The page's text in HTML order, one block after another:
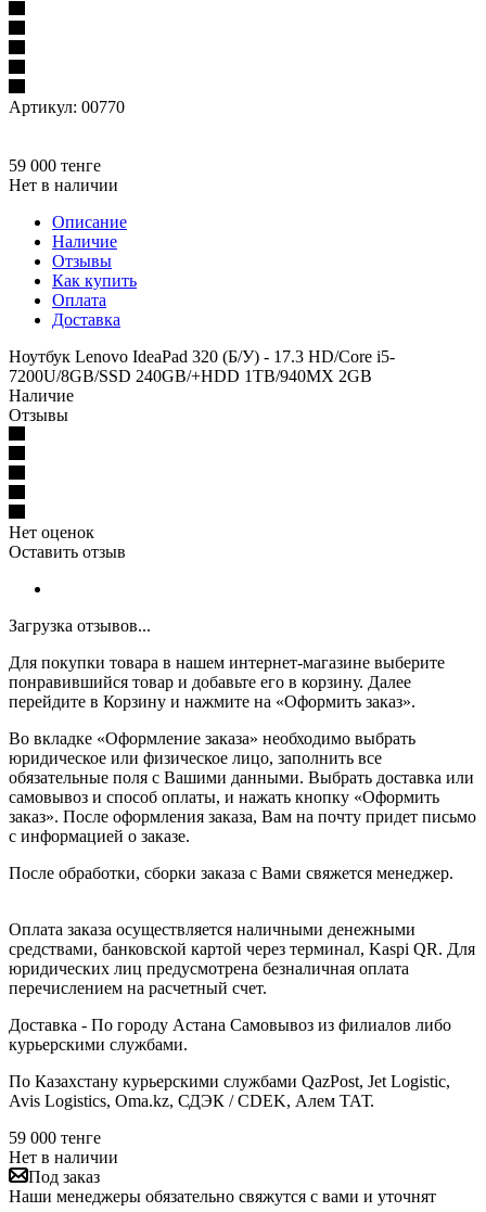
Артикул: 00770
59 000 тенге
Нет в наличии
Описание
Наличие
Отзывы
Как купить
Оплата
Доставка
Ноутбук Lenovo IdeaPad 320 (Б/У) - 17.3 HD/Core i5-
7200U/8GB/SSD 240GB/+HDD 1TB/940MX 2GB
Наличие
Отзывы
Нет оценок
Оставить отзыв
Загрузка отзывов...
Для покупки товара в нашем интернет-магазине выберите
понравившийся товар и добавьте его в корзину. Далее
перейдите в Корзину и нажмите на «Оформить заказ».
Во вкладке «Оформление заказа» необходимо выбрать
юридическое или физическое лицо, заполнить все
обязательные поля с Вашими данными. Выбрать доставка или
самовывоз и способ оплаты, и нажать кнопку «Оформить
заказ». После оформления заказа, Вам на почту придет письмо
с информацией о заказе.
После обработки, сборки заказа с Вами свяжется менеджер.
Оплата заказа осуществляется наличными денежными
средствами, банковской картой через терминал, Kaspi QR. Для
юридических лиц предусмотрена безналичная оплата
перечислением на расчетный счет.
Доставка - По городу Астана Самовывоз из филиалов либо
курьерскими службами.
По Казахстану курьерскими службами QazPost, Jet Logistic,
Avis Logistics, Oma.kz, СДЭК / CDEK, Алем ТАТ.
59 000 тенге
Нет в наличии
Под заказ
Наши менеджеры обязательно свяжутся с вами и уточнят